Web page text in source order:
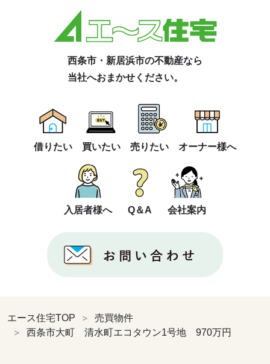
西条市・新居浜市の不動産なら
当社へおまかせください。
借りたい 買いたい 売りたい オーナー様へ
入居者様へ Q＆A 会社案内
エース住宅TOP
売買物件
西条市大町 清水町エコタウン1号地 970万円